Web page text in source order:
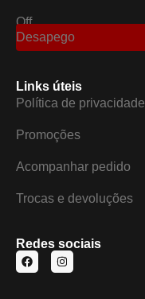
Off
Desapego
Links úteis
Política de privacidade
Promoções
Acompanhar pedido
Trocas e devoluções
Redes sociais